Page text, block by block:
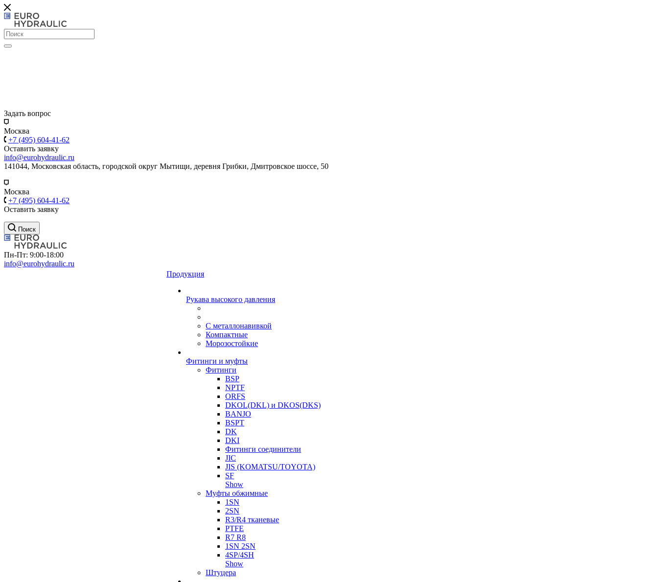
Задать вопрос
Москва
+7 (495) 604-41-62
Оставить заявку
info@eurohydraulic.ru
141044, Московская область, городской округ Мытищи, деревня Грибки, Дмитровское шоссе, 50
Москва
+7 (495) 604-41-62
Оставить заявку
Поиск
Пн-Пт: 9:00-18:00
info@eurohydraulic.ru
Продукция
Рукава высокого давления
С металлонавивкой
Компактные
Морозостойкие
Фитинги и муфты
Фитинги
BSP
NPTF
ORFS
DKOL(DKL) и DKOS(DKS)
BANJO
BSPT
DK
DKI
Фитинги соединители
JIC
JIS (KOMATSU/TOYOTA)
SF
Show
Муфты обжимные
1SN
2SN
R3/R4 тканевые
PTFE
R7 R8
1SN 2SN
4SP/4SH
Show
Штуцера